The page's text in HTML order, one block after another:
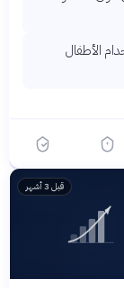
الأطفال
قبل 3 أشهر